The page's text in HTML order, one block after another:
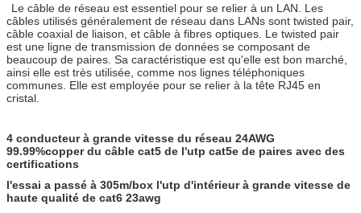
Le câble de réseau est essentiel pour se relier à un LAN. Les
câbles utilisés généralement de réseau dans LANs sont twisted pair,
câble coaxial de liaison, et câble à fibres optiques. Le twisted pair
est une ligne de transmission de données se composant de
beaucoup de paires. Sa caractéristique est qu'elle est bon marché,
ainsi elle est très utilisée, comme nos lignes téléphoniques
communes. Elle est employée pour se relier à la tête RJ45 en
cristal.
4 conducteur à grande vitesse du réseau 24AWG
99.99%copper du câble cat5 de l'utp cat5e de paires avec des
certifications
l'essai a passé à 305m/box l'utp d'intérieur à grande vitesse de
haute qualité de cat6 23awg